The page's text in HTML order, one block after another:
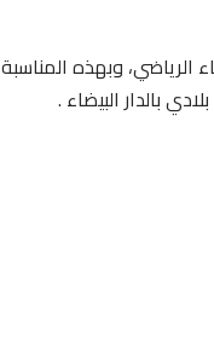
الرياضي، وبهذه المناسبة
بالدار البيضاء .